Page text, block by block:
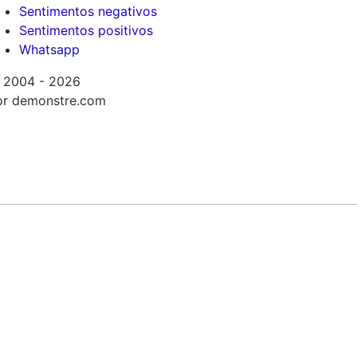
Sentimentos negativos
Sentimentos positivos
Whatsapp
- 2026
demonstre.com